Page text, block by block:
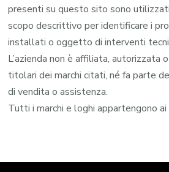
presenti su questo sito sono
scopo descrittivo per identificare i
installati o oggetto di interventi
L’azienda non è affiliata, autorizzata
titolari dei marchi citati, né fa parte
di vendita o assistenza.
Tutti i marchi e loghi appartengono